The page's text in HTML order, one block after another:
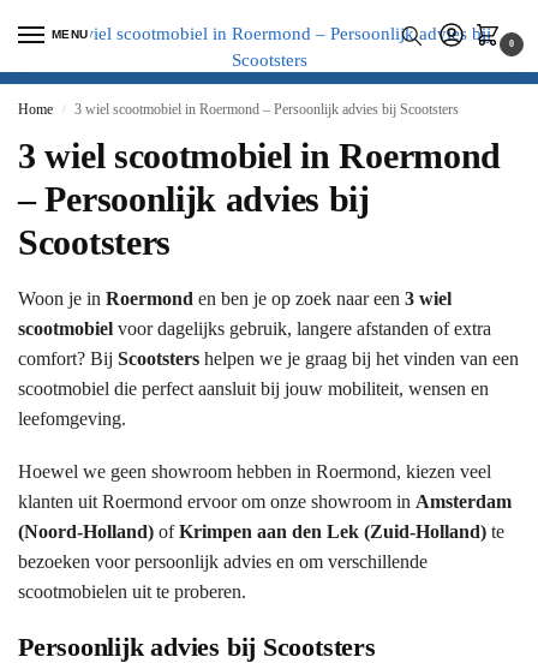
MENU
0
Home / 3 wiel scootmobiel in Roermond – Persoonlijk advies bij Scootsters
3 wiel scootmobiel in Roermond
– Persoonlijk advies bij
Scootsters
Woon je in Roermond en ben je op zoek naar een 3 wiel
scootmobiel voor dagelijks gebruik, langere afstanden of extra
comfort? Bij Scootsters helpen we je graag bij het vinden van een
scootmobiel die perfect aansluit bij jouw mobiliteit, wensen en
leefomgeving.
Hoewel we geen showroom hebben in Roermond, kiezen veel
klanten uit Roermond ervoor om onze showroom in Amsterdam
(Noord-Holland) ofKrimpen aan den Lek (Zuid-Holland) te
bezoeken voor persoonlijk advies en om verschillende
scootmobielen uit te proberen.
Persoonlijk advies bij Scootsters